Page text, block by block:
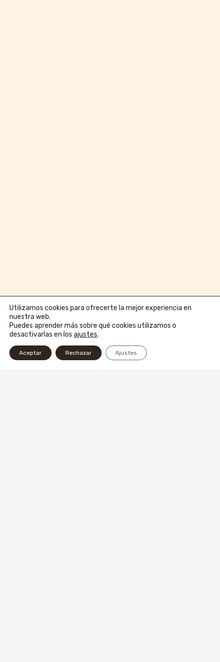
Utilizamos cookies para ofrecerte la mejor experiencia en
nuestra web.
Puedes aprender más sobre qué cookies utilizamos o
desactivarlas en los ajustes.
Aceptar Rechazar Ajustes